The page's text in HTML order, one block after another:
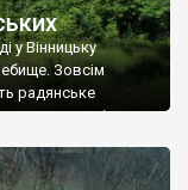
у Вінницьку
Зовсім
радянське
а трохи далі, десь
– […]